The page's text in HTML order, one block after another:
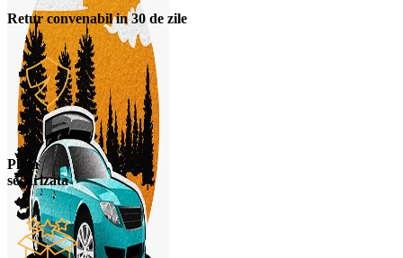
Retur convenabil in 30 de zile
Plata
securizata